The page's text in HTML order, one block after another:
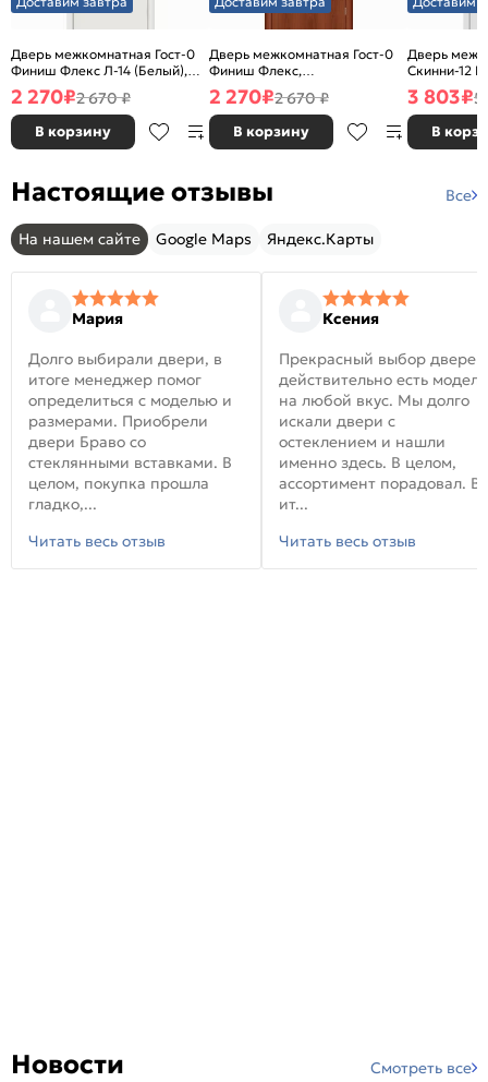
Дверь межкомнатная Гост-0
Финиш Флекс Л-14 (Белый),
глухая, каркасно-щитовая
2 270₽2 670 ₽
В корзину
Дверь межкомнатная Гост-0
Финиш Флекс,
Ламинированные Л-11
(ИталОрех), глухая, каркасно-
щитовая
2 270₽2 670 ₽
В корзину
Дверь
Скинни-12
глухая,
3 803₽5
В
Настоящие отзывы Все
На нашем сайте Google Maps Яндекс.Карты
Мария
Долго выбирали двери, в
итоге менеджер помог
определиться с моделью и
размерами. Приобрели
двери Браво со
стеклянными вставками. В
целом, покупка прошла
гладко,...
Читать весь отзыв
Ксения
Прекрасный выбор
действительно есть модели
на любой вкус. Мы долго
искали двери с
остеклением и нашли
именно здесь. В целом,
ассортимент порадовал. В
ит...
Читать весь отзыв
Новости Смотреть все